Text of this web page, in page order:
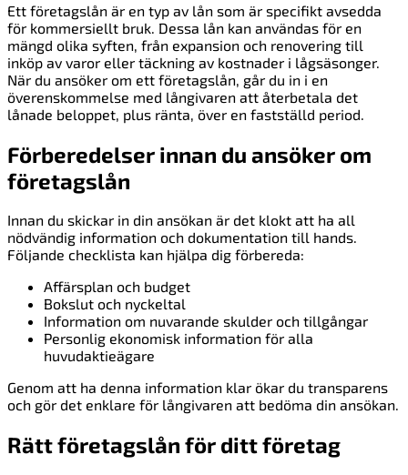
Ett företagslån är en typ av lån som är specifikt avsedda
för kommersiellt bruk. Dessa lån kan användas för en
mängd olika syften, från expansion och renovering till
inköp av varor eller täckning av kostnader i lågsäsonger.
När du ansöker om ett företagslån, går du in i en
överenskommelse med långivaren att återbetala det
lånade beloppet, plus ränta, över en fastställd period.
Förberedelser innan du ansöker om
företagslån
Innan du skickar in din ansökan är det klokt att ha all
nödvändig information och dokumentation till hands.
Följande checklista kan hjälpa dig förbereda:
Affärsplan och budget
Bokslut och nyckeltal
Information om nuvarande skulder och tillgångar
Personlig ekonomisk information för alla
huvudaktieägare
Genom att ha denna information klar ökar du transparens
och gör det enklare för långivaren att bedöma din ansökan.
Rätt företagslån för ditt företag